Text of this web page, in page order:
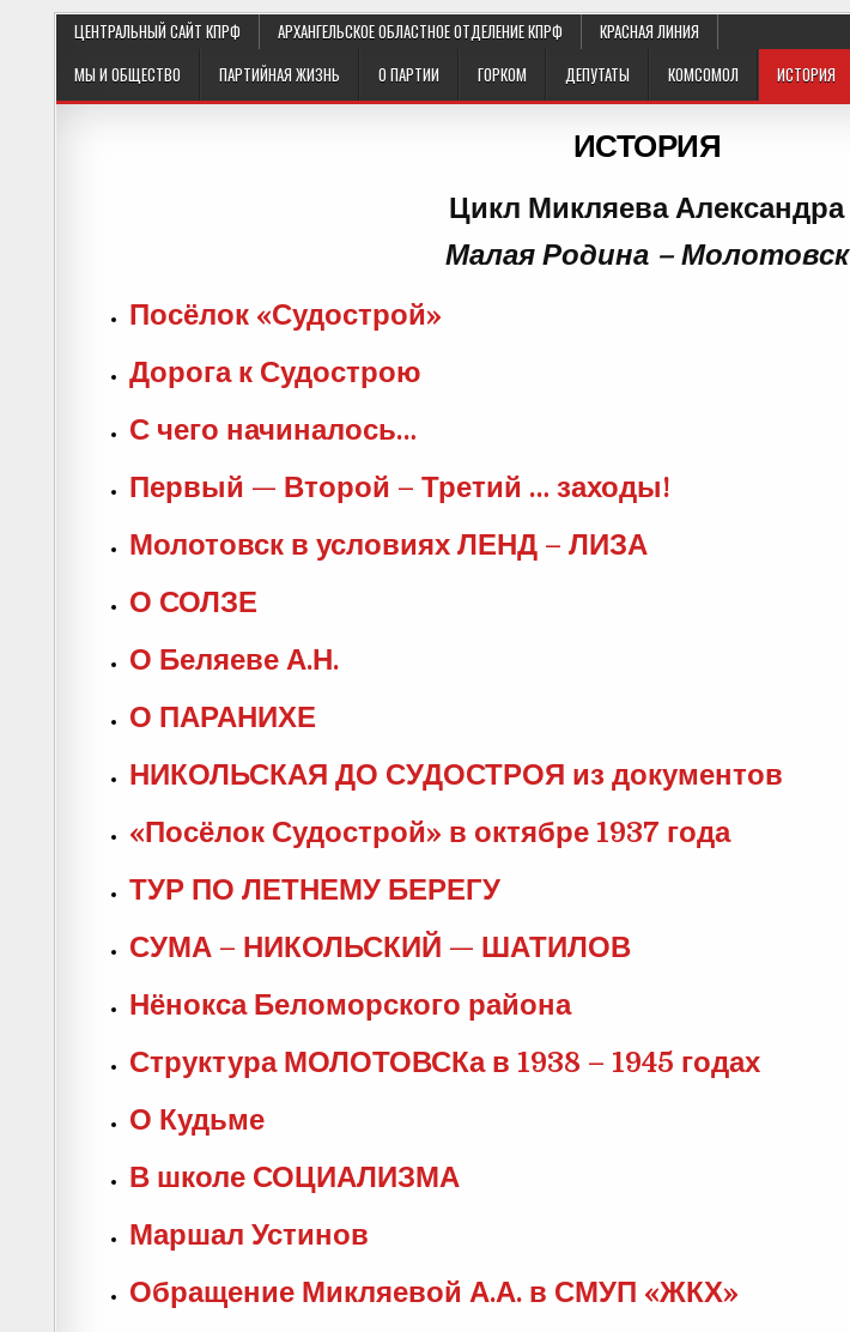
ЦЕНТРАЛЬНЫЙ САЙТ КПРФ АРХАНГЕЛЬСКОЕ ОБЛАСТНОЕ ОТДЕЛЕНИЕ КПРФ
КРАСНАЯ ЛИНИЯ
МЫ И ОБЩЕСТВО
ПАРТИЙНАЯ ЖИЗНЬ О ПАРТИИ ГОРКОМ ДЕПУТАТЫ КОМСОМОЛ ИСТОРИЯ
ИСТОРИЯ
Цикл Микляева Александра
Малая Родина – Молотовск
Посёлок «Судострой»
Дорога к Судострою
С чего начиналось…
Первый — Второй – Третий … заходы!
Молотовск в условиях ЛЕНД – ЛИЗА
О СОЛЗЕ
О Беляеве А.Н.
О ПАРАНИХЕ
НИКОЛЬСКАЯ ДО СУДОСТРОЯ из документов
«Посёлок Судострой» в октябре 1937 года
ТУР ПО ЛЕТНЕМУ БЕРЕГУ
СУМА – НИКОЛЬСКИЙ — ШАТИЛОВ
Нёнокса Беломорского района
Структура МОЛОТОВСКа в 1938 – 1945 годах
О Кудьме
В школе СОЦИАЛИЗМА
Маршал Устинов
Обращение Микляевой А.А. в СМУП «ЖКХ»